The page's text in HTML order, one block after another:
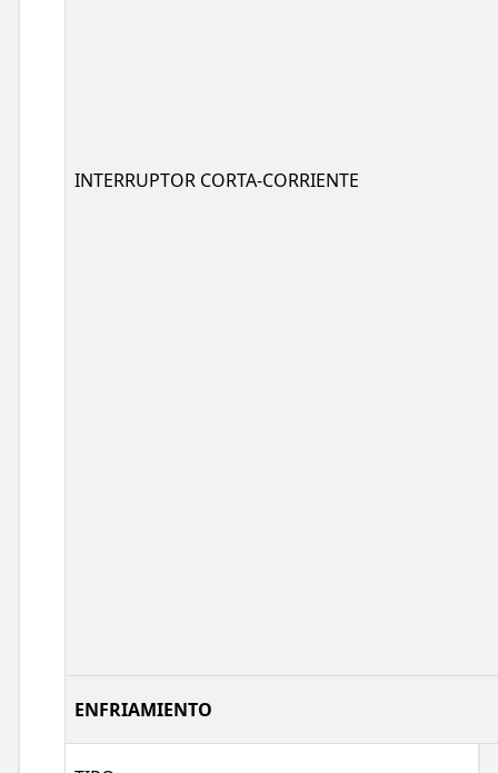
INTERRUPTOR CORTA-CORRIENTE
ENFRIAMIENTO